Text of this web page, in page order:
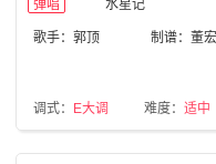
弹唱 水星记
歌手：郭顶 制谱：董
调式： E大调 难度： 适中